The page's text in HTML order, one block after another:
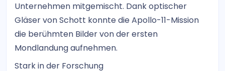
Unternehmen mitgemischt. Dank optischer
Gläser von Schott konnte die Apollo-11-Mission
die berühmten Bilder von der ersten
Mondlandung aufnehmen.
Stark in der Forschung